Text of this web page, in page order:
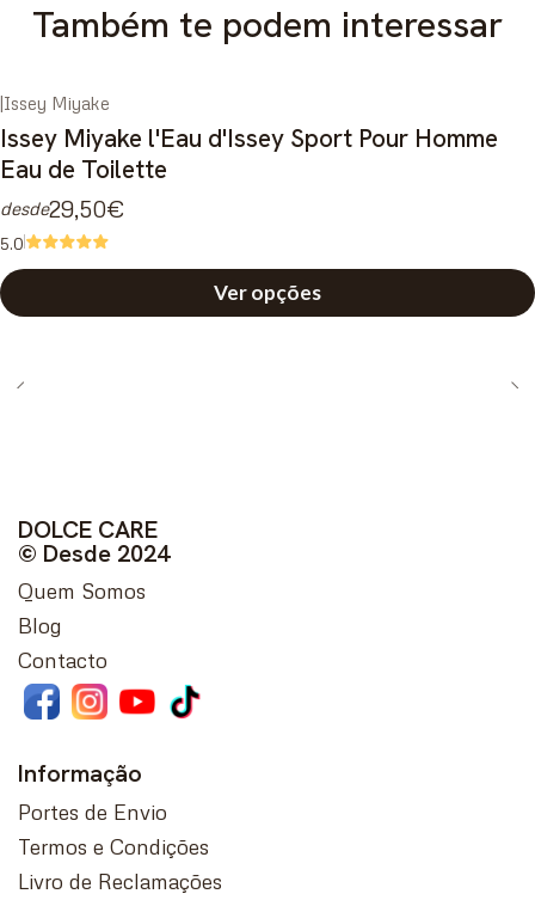
Também te podem interessar
|Issey Miyake
Issey Miyake l'Eau d'Issey Sport Pour Homme
Eau de Toilette
desde29,50€
5.0
Ver opções
DOLCE CARE
© Desde 2024
Quem Somos
Blog
Contacto
Informação
Portes de Envio
Termos e Condições
Livro de Reclamações